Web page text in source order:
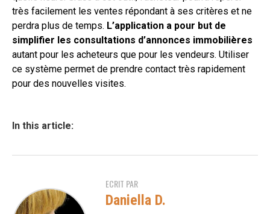
très facilement les ventes répondant à ses critères et ne
perdra plus de temps. L’application a pour but de
simplifier les consultations d’annonces immobilières
autant pour les acheteurs que pour les vendeurs. Utiliser
ce système permet de prendre contact très rapidement
pour des nouvelles visites.
In this article:
ECRIT PAR
Daniella D.